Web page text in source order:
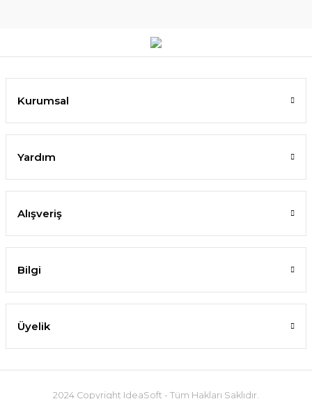
Kurumsal
Yardım
Alışveriş
Bilgi
Üyelik
2024 Copyright IdeaSoft - Tüm Hakları Saklıdır.